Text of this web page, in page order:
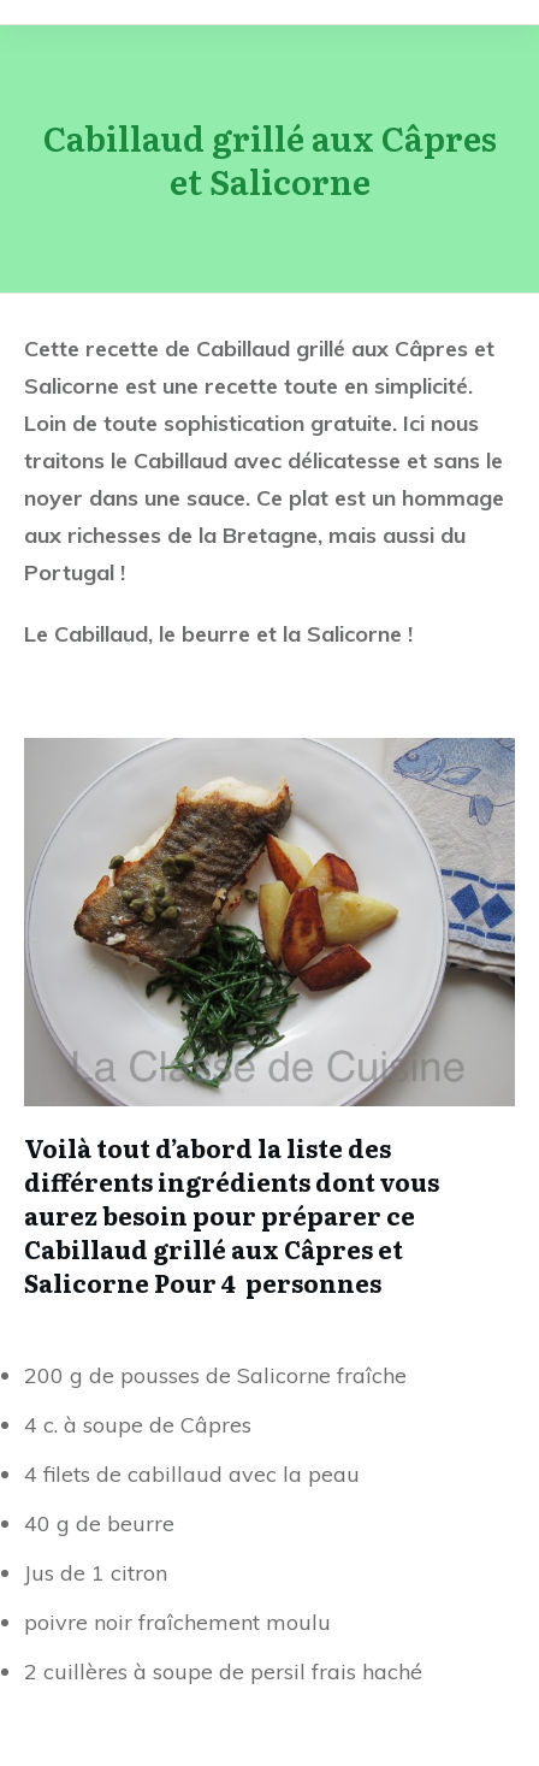
Cabillaud grillé aux Câpres
et Salicorne
Cette recette de Cabillaud grillé aux Câpres et
Salicorne est une recette toute en simplicité.
Loin de toute sophistication gratuite. Ici nous
traitons le Cabillaud avec délicatesse et sans le
noyer dans une sauce. Ce plat est un hommage
aux richesses de la Bretagne, mais aussi du
Portugal !
Le Cabillaud, le beurre et la Salicorne !
Voilà tout d’abord la liste des
différents ingrédients dont vous
aurez besoin pour préparer ce
Cabillaud grillé aux Câpres et
Salicorne Pour 4 personnes
200 g de pousses de Salicorne fraîche
4 c. à soupe de Câpres
4 filets de cabillaud avec la peau
40 g de beurre
Jus de 1 citron
poivre noir fraîchement moulu
2 cuillères à soupe de persil frais haché